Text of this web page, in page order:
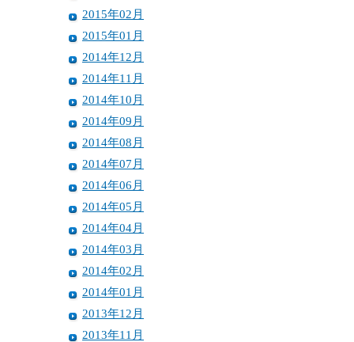
2015年02月
2015年01月
2014年12月
2014年11月
2014年10月
2014年09月
2014年08月
2014年07月
2014年06月
2014年05月
2014年04月
2014年03月
2014年02月
2014年01月
2013年12月
2013年11月